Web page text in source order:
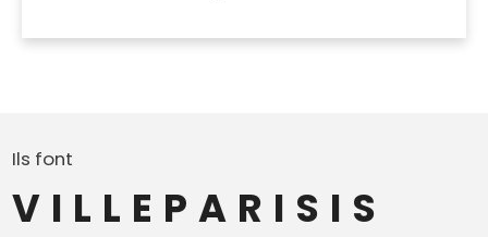
Ils font
VILLEPARISIS